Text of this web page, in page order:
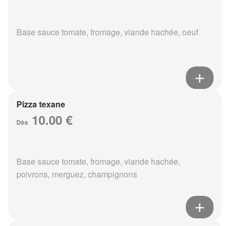
Base sauce tomate, fromage, viande hachée, oeuf
Pizza texane
Dès 10.00 €
Base sauce tomate, fromage, viande hachée,
poivrons, merguez, champignons